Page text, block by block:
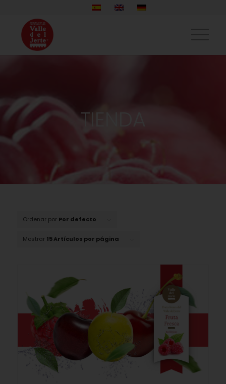
TIENDA
Ordenar por Por defecto
Mostrar 15 Artículos por página